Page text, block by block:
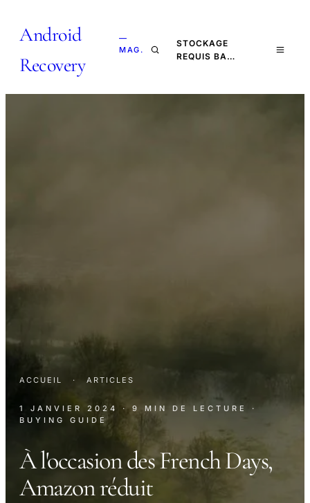
Android
Recovery
—
MAG.
STOCKAGE
REQUIS BA…
ACCUEIL · ARTICLES
1 JANVIER 2024 · 9 MIN DE LECTURE
·
BUYING GUIDE
À l'occasion des French Days,
Amazon réduit